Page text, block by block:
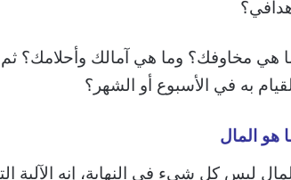
هي مخاوفك؟ وما هي آمالك وأحلامك؟ ثم
به في الأسبوع أو الشهر؟
هو المال
المال ليس كل شيء في النهاية، إنه الآلية